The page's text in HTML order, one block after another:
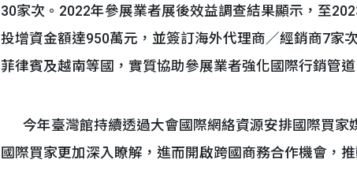
30家次。2022年參展業者展後效益調查結果顯示，至
投增資金額達950萬元，並簽訂海外代理商∕經銷商7家
菲律賓及越南等國，實質協助參展業者強化國際行銷管
今年臺灣館持續透過大會國際網絡資源安排國際買家
國際買家更加深入瞭解，進而開啟跨國商務合作機會，